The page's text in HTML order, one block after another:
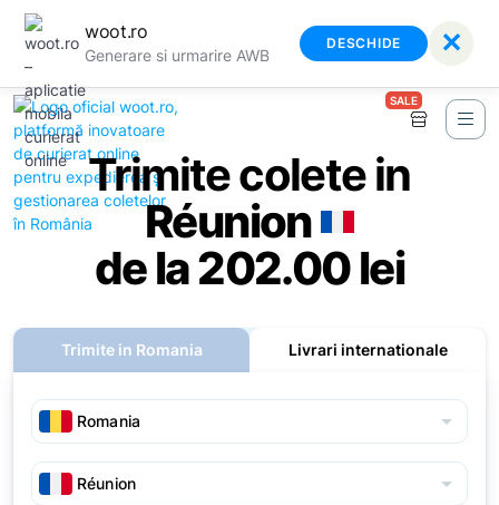
woot.ro
Generare si urmarire AWB
DESCHIDE ✕
SALE
Trimite colete in
Réunion
de la 202.00 lei
Trimite in Romania Livrari internationale
arrow_drop_down
arrow_drop_down